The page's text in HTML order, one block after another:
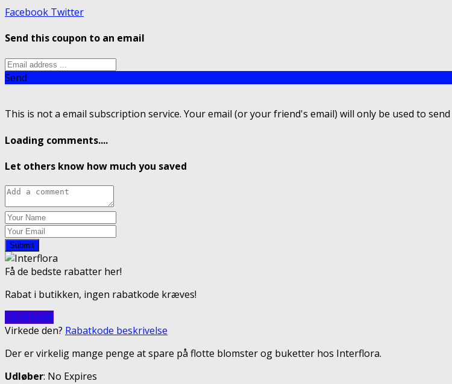
Facebook Twitter
Send this coupon to an email
Send
This is not a email subscription service. Your email (or your friend's email) will only be used to
Loading comments....
Let others know how much you saved
Submit
Få de bedste rabatter her!
Rabat i butikken, ingen rabatkode kræves!
Gå til butik
Virkede den? Rabatkode beskrivelse
Der er virkelig mange penge at spare på flotte blomster og buketter hos Interflora.
Udløber: No Expires